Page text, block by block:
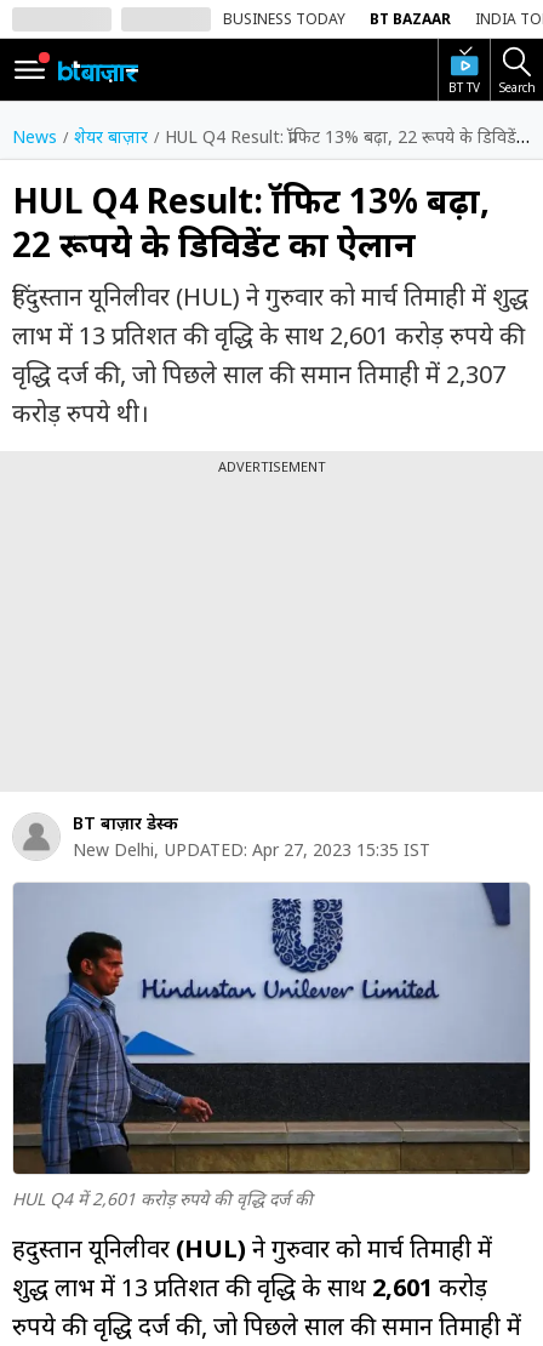
BUSINESS TODAY BT BAZAAR INDIA
BT TV Search
SIGN
IN
Dark
Mode
होम
शेयर
बाज़ार
वीडियो
ट्रेंडिंग
ट्रेंडिंग
बिजनेस
न्यूज
वीडियो
म्यूचुअल
फंड
News शेयर बाज़ार HUL Q4 Result: प्रॉफिट 13% बढ़ा, 22 रूपये के डिविडेंट का ऐलान
HUL Q4 Result: प्रॉफिट 13% बढ़ा,
22 रूपये के डिविडेंट का ऐलान
हिंदुस्तान यूनिलीवर (HUL) ने गुरुवार को मार्च तिमाही में शुद्ध
लाभ में 13 प्रतिशत की वृद्धि के साथ 2,601 करोड़ रुपये की
वृद्धि दर्ज की, जो पिछले साल की समान तिमाही में 2,307
करोड़ रुपये थी।
ADVERTISEMENT
BT बाज़ार डेस्क
New Delhi, UPDATED: Apr 27, 2023 15:35 IST
HUL Q4 में 2,601 करोड़ रुपये की वृद्धि दर्ज की
हिंदुस्तान यूनिलीवर (HUL) ने गुरुवार को मार्च तिमाही में
शुद्ध लाभ में 13 प्रतिशत की वृद्धि के साथ 2,601 करोड़
रुपये की वृद्धि दर्ज की, जो पिछले साल की समान तिमाही में